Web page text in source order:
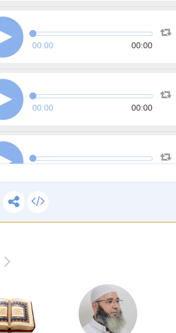
00:00 00:00
00:00 00:00
00:00